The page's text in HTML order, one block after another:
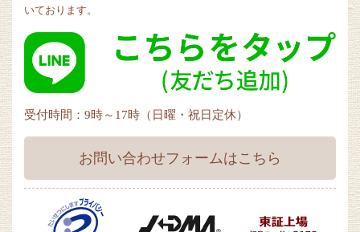
いております。
受付時間：9時～17時（日曜・祝日定休）
お問い合わせフォームはこちら